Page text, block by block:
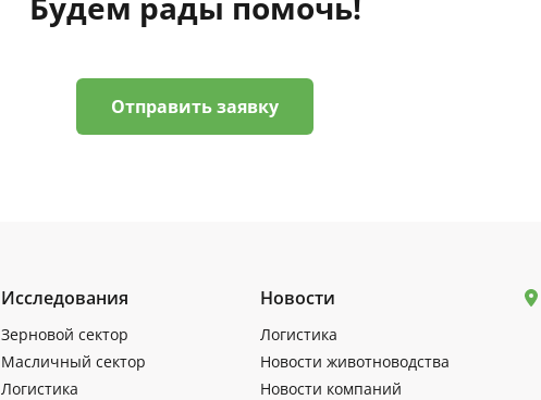
Отправить заявку
Исследования
Зерновой сектор
Масличный сектор
Логистика
Новости
Логистика
Новости животноводства
Новости компаний